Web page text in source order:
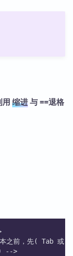
用 缩进与 ==退格
之前，先( Tab
-->